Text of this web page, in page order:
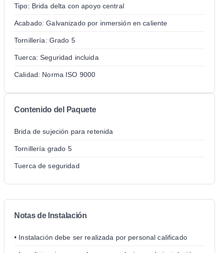
Tipo: Brida delta con apoyo central
Acabado: Galvanizado por inmersión en caliente
Tornillería: Grado 5
Tuerca: Seguridad incluida
Calidad: Norma ISO 9000
Contenido del Paquete
Brida de sujeción para retenida
Tornillería grado 5
Tuerca de seguridad
Notas de Instalación
• Instalación debe ser realizada por personal calificado